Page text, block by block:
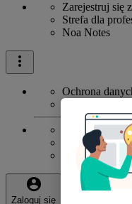
Zarejestruj się
Strefa dla
Noa Notes
Ochrona
Zarejestruj się
Strefa dla
Noa Notes
Zaloguj się